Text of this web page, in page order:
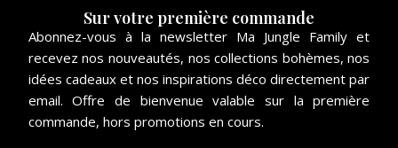
Sur votre première commande
Abonnez-vous à la newsletter Ma Jungle Family et
recevez nos nouveautés, nos collections bohèmes, nos
idées cadeaux et nos inspirations déco directement par
email. Offre de bienvenue valable sur la première
commande, hors promotions en cours.